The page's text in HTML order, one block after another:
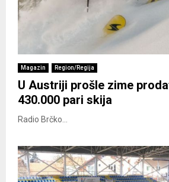
Magazin Region/Regija
U Austriji prošle zime
430.000 pari skija
Radio Brčko...